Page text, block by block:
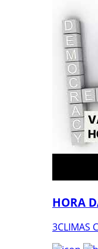
HORA
3CLIMAS